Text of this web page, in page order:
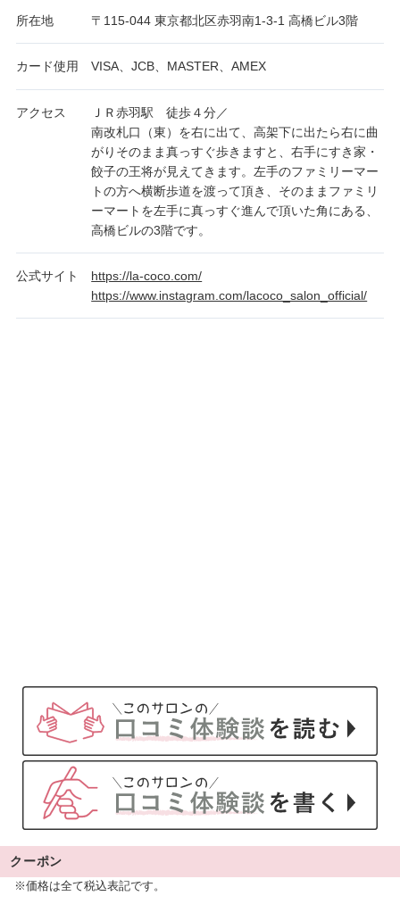
所在地 〒115-044 東京都北区赤羽南1-3-1 高橋ビル3階
カード使用 VISA、JCB、MASTER、AMEX
アクセス
ＪＲ赤羽駅 徒歩４分／
南改札口（東）を右に出て、高架下に出たら右に曲
がりそのまま真っすぐ歩きますと、右手にすき家・
餃子の王将が見えてきます。左手のファミリーマー
トの方へ横断歩道を渡って頂き、そのままファミリ
ーマートを左手に真っすぐ進んで頂いた角にある、
高橋ビルの3階です。
公式サイト
https://la-coco.com/
https://www.instagram.com/lacoco_salon_official/
クーポン
※価格は全て税込表記です。